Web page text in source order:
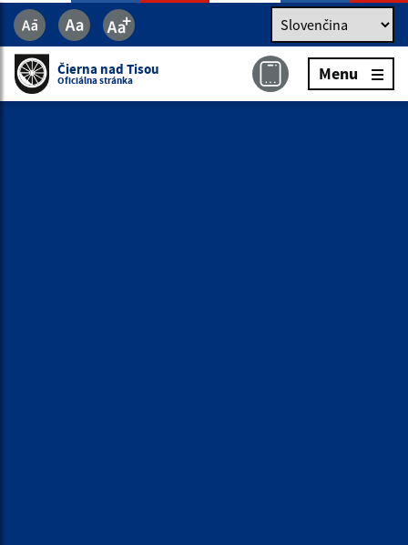
Slovenčina
Čierna nad Tisou
Oficiálna stránka Menu
Čierna nad Tisou
Oficiálna stránka Menu